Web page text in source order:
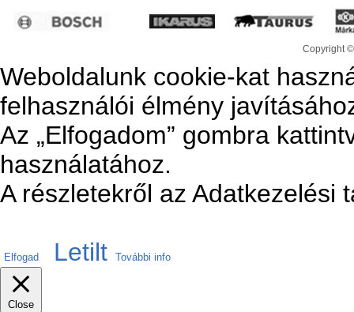
Copyright
Weboldalunk cookie-kat
felhasználói élmény
Az „Elfogadom” gombra
használatához.
A részletekről az Adatkezelési
Elfogad Letilt További info
Close